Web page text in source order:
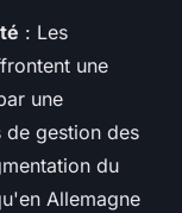
: Les
une
une
gestion des
du
Allemagne